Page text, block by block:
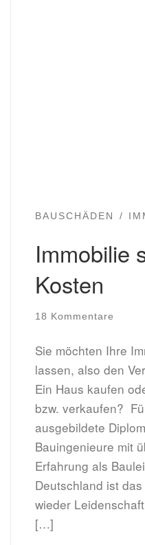
BAUSCHÄDEN
Immobilie
Kosten
18 Kommentare
Sie möchten Ihre
lassen, also den
Ein Haus kaufen
bzw. verkaufen?
ausgebildete
Bauingenieure mit
Erfahrung als
Deutschland ist
wieder
[…]